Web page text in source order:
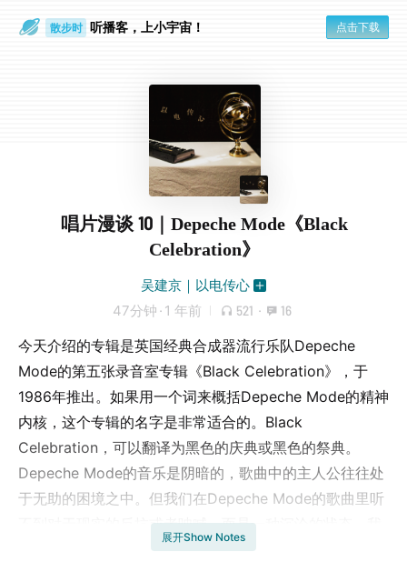
散步时 听播客，上小宇宙！ 点击下载
唱片漫谈 10｜Depeche Mode《Black
Celebration》
吴建京｜以电传心
47分钟 · 1 年前 521 · 16
今天介绍的专辑是英国经典合成器流行乐队Depeche
Mode的第五张录音室专辑《Black Celebration》，于
1986年推出。如果用一个词来概括Depeche Mode的精神
内核，这个专辑的名字是非常适合的。Black
Celebration，可以翻译为黑色的庆典或黑色的祭典。
Depeche Mode的音乐是阴暗的，歌曲中的主人公往往处
于无助的困境之中。但我们在Depeche Mode的歌曲里听
不到对于现实的反抗或者呐喊，而是一种沉沦的状态。我
觉得这比反抗的呐喊更加动人，也更真实。《Black
展开Show Notes